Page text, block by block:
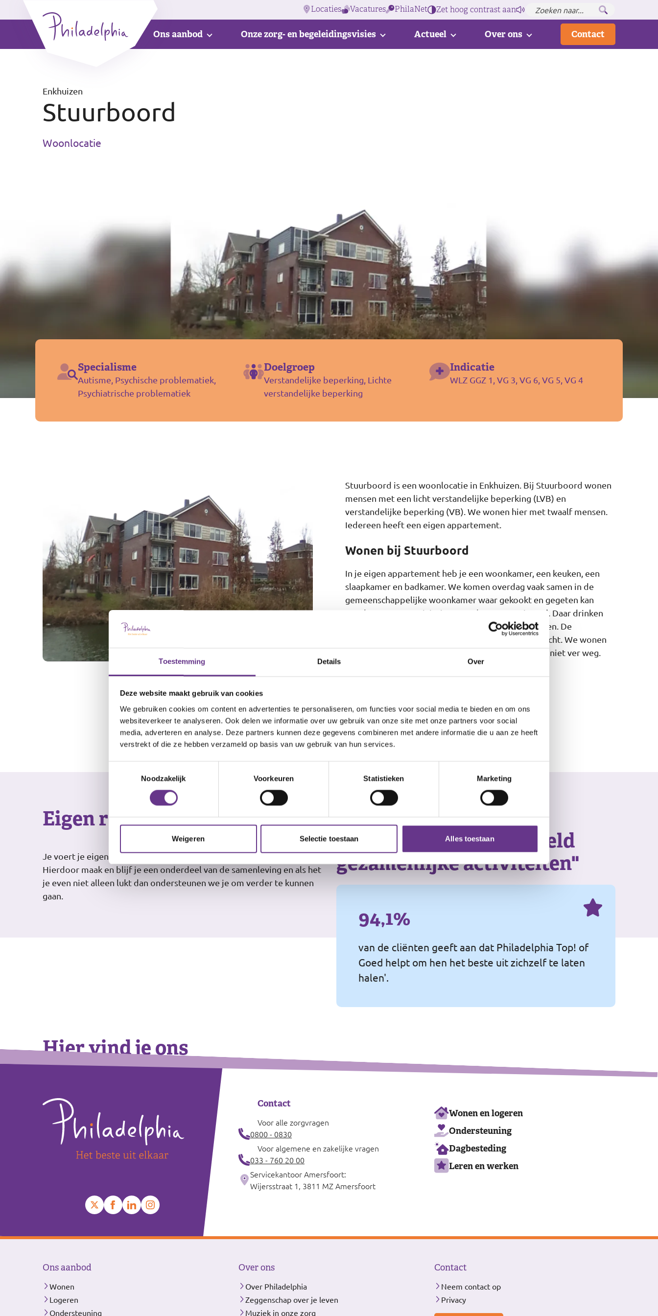
Toestemming Details Over
Deze website maakt gebruik van cookies
We gebruiken cookies om content en advertenties te personaliseren, om functies voor social media te bieden en om ons
websiteverkeer te analyseren. Ook delen we informatie over uw gebruik van onze site met onze partners voor social
media, adverteren en analyse. Deze partners kunnen deze gegevens combineren met andere informatie die u aan ze heeft
verstrekt of die ze hebben verzameld op basis van uw gebruik van hun services.
Noodzakelijk
Voorkeuren Statistieken Marketing
Weigeren Selectie toestaan Alles toestaan
Locaties Vacatures PhilaNet Zet hoog contrast aan
Ons aanbod Onze zorg- en begeleidingsvisies Actueel Over ons Contact
Enkhuizen
Stuurboord
Woonlocatie
Specialisme
Autisme, Psychische problematiek,
Psychiatrische problematiek
Doelgroep
Verstandelijke beperking, Lichte
verstandelijke beperking
Indicatie
WLZ GGZ 1, VG 3, VG 6, VG 5, VG 4
Stuurboord is een woonlocatie in Enkhuizen. Bij Stuurboord wonen
mensen met een licht verstandelijke beperking (LVB) en
verstandelijke beperking (VB). We wonen hier met twaalf mensen.
Iedereen heeft een eigen appartement.
Wonen bij Stuurboord
In je eigen appartement heb je een woonkamer, een keuken, een
slaapkamer en badkamer. We komen overdag vaak samen in de
gemeenschappelijke woonkamer waar gekookt en gegeten kan
worden en waar activiteiten worden georganiseerd. Daar drinken
we koffie. Maken een praatje. En doen we activiteiten. De
begeleiders zijn de hele dag aanwezig. Ook in de nacht. We wonen
in een nieuwbouwwijk in Enkhuizen. De winkels zijn niet ver weg.
Stuurboord 5
Aanmelden voor locatie
Eigen regie
Je voert je eigen regie en wij ondersteunen je deze te behouden.
Hierdoor maak en blijf je een onderdeel van de samenleving en als het
je even niet alleen lukt dan ondersteunen we je om verder te kunnen
gaan.
"We organiseren geregeld
gezamenlijke activiteiten"
94,1%
van de cliënten geeft aan dat Philadelphia Top! of
Goed helpt om hen het beste uit zichzelf te laten
halen'.
Hier vind je ons
Leaflet|©OpenStreetMapcontributors
Contact
Voor alle zorgvragen
0800 - 0830
Voor algemene en zakelijke vragen
033 - 760 20 00
Servicekantoor Amersfoort:
Wijersstraat 1, 3811 MZ Amersfoort
Ons
aanbod
Wonen en logeren
Ondersteuning
Dagbesteding
Leren en werken
Ons aanbod
Wonen
Logeren
Ondersteuning
Over ons
Over Philadelphia
Zeggenschap over je leven
Muziek in onze zorg
Contact
Neem contact op
Privacy